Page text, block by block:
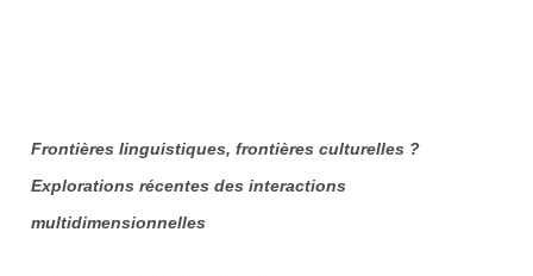
Frontières linguistiques, frontières culturelles ?
Explorations récentes des interactions
multidimensionnelles